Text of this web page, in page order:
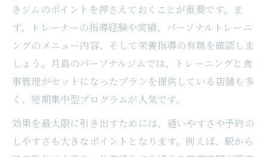
きジムのポイントを押さえておくことが重要です。ま
ず、トレーナーの指導経験や実績、パーソナルトレーニ
ングのメニュー内容、そして栄養指導の有無を確認しま
しょう。月島のパーソナルジムでは、トレーニングと食
事管理がセットになったプランを提供している店舗も多
く、短期集中型プログラムが人気です。
効果を最大限に引き出すためには、通いやすさや予約の
しやすさも大きなポイントとなります。例えば、駅から